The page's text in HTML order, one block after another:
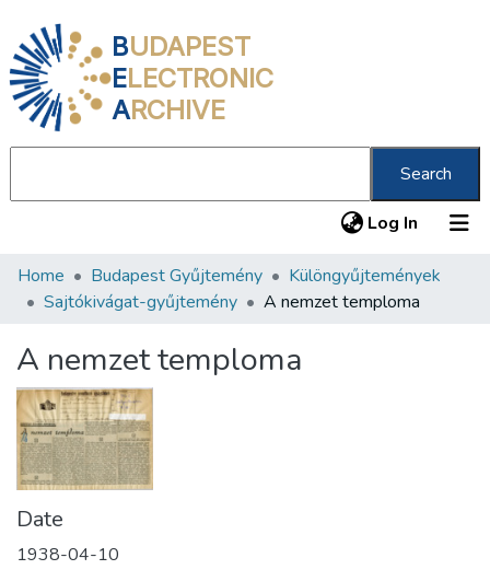
BUDAPEST
ELECTRONIC
ARCHIVE
Search
Log In (current)
Communities & Collections
Statistics
About us
Home Budapest Gyűjtemény
Különgyűjtemények
Sajtókivágat-gyűjtemény
A nemzet temploma
A nemzet temploma
Date
1938-04-10